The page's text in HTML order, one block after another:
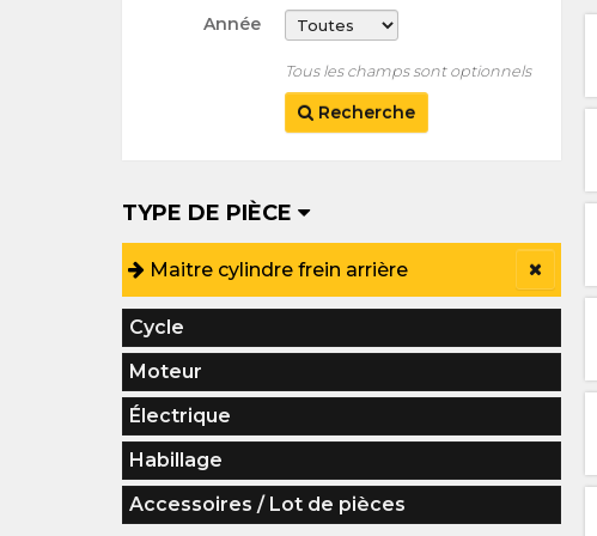
Année
Tous les champs sont optionnels
Recherche
TYPE DE PIÈCE
Maitre cylindre frein arrière
Cycle
Moteur
Électrique
Habillage
Accessoires / Lot de pièces